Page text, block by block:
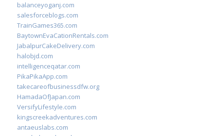
balanceyoganj.com
salesforceblogs.com
TrainGames365.com
BaytownEvaCationRentals.com
JabalpurCakeDelivery.com
halobjd.com
intelligenceqatar.com
PikaPikaApp.com
takecareofbusinessdfw.org
HamadaOfJapan.com
VersifyLifestyle.com
kingscreekadventures.com
antaeuslabs.com